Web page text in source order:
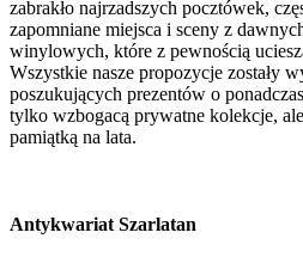
zabrakło najrzadszych pocztówek,
zapomniane miejsca i sceny z
winylowych, które z pewnością
Wszystkie nasze propozycje zostały
poszukujących prezentów o
tylko wzbogacą prywatne kolekcje,
pamiątką na lata.
Antykwariat Szarlatan